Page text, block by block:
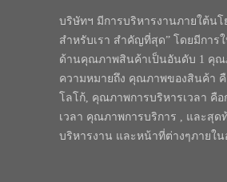
บริษัทฯ มีการบริหารงานภายใต้น
สำหรับเรา สำคัญที่สุด” โดยมีการ
ด้านคุณภาพสินค้าเป็นอันดับ 1 คุ
ความหมายถึง คุณภาพของสินค้า
โลโก้, คุณภาพการบริหารเวลา คือ
เวลา คุณภาพการบริการ , และสุด
บริหารงาน และหน้าที่ต่างๆภายใน